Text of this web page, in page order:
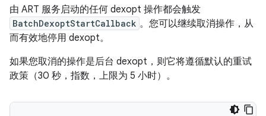
由 ART 服务启动的任何 dexopt 操作都会触发
BatchDexoptStartCallback 。您可以继续取消操作，从
而有效地停用 dexopt。
如果您取消的操作是后台 dexopt，则它将遵循默认的重试
政策（30 秒，指数，上限为 5 小时）。